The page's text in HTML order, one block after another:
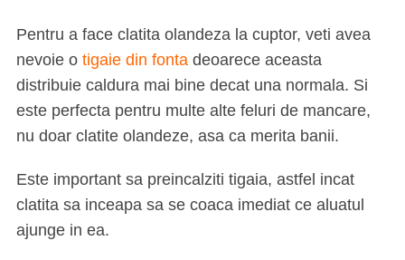
Pentru a face clatita olandeza la cuptor, veti avea
nevoie o tigaie din fonta deoarece aceasta
distribuie caldura mai bine decat una normala. Si
este perfecta pentru multe alte feluri de mancare,
nu doar clatite olandeze, asa ca merita banii.
Este important sa preincalziti tigaia, astfel incat
clatita sa inceapa sa se coaca imediat ce aluatul
ajunge in ea.